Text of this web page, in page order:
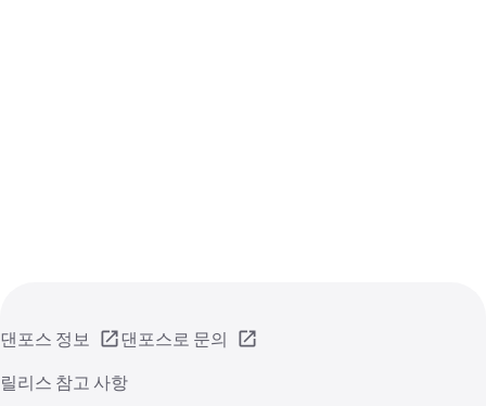
댄포스 정보
댄포스로 문의
릴리스 참고 사항